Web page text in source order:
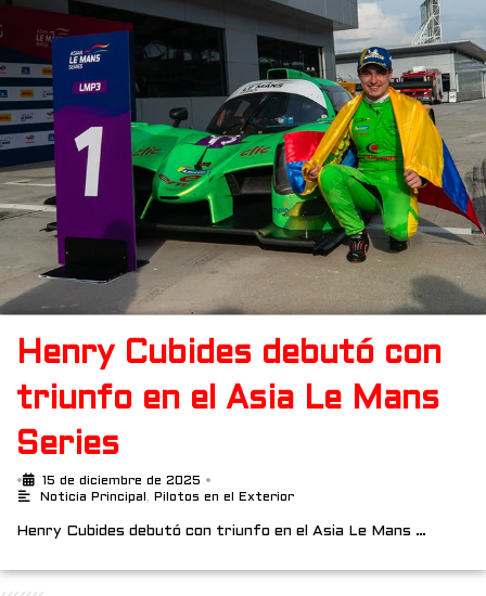
Henry Cubides debutó con
triunfo en el Asia Le Mans
Series
• 15 de diciembre de 2025 •
Noticia Principal , Pilotos en el Exterior
Henry Cubides debutó con triunfo en el Asia Le Mans …